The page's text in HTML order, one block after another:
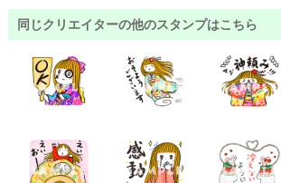
同じクリエイターの他のスタンプはこちら